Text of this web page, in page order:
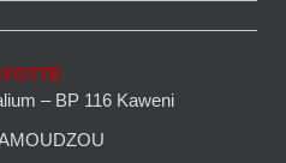
– BP 116 Kaweni